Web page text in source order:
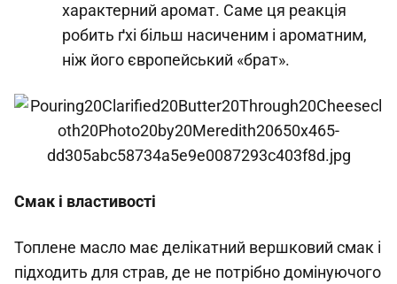
характерний аромат. Саме ця реакція
робить ґхі більш насиченим і ароматним,
ніж його європейський «брат».
Смак і властивості
Топлене масло має делікатний вершковий смак і
підходить для страв, де не потрібно домінуючого